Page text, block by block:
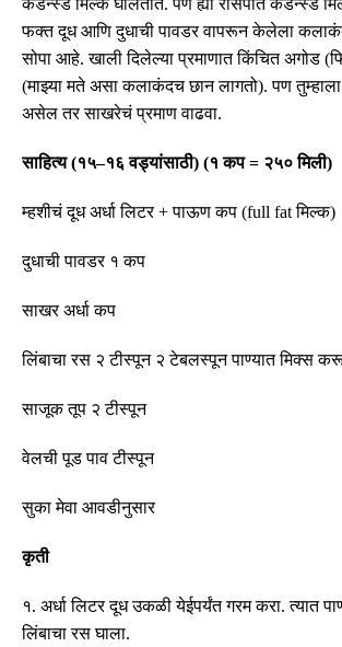
कंडेन्स्ड मिल्क घालतात.पणह्या रेसिपीत कंडेन्स्ड
फक्त दूध आणि दुधाची पावडर वापरून केलेला
सोपा आहे.खाली दिलेल्या प्रमाणात किंचित अगोड (
(माझ्या मते असा कलाकंदच छान लागतो).पण
असेल तर साखरेचं प्रमाण वाढवा.
साहित्य(१५–१६ वड्यांसाठी) (१ कप= २५० मिली)
म्हशीचं दूध अर्धा लिटर+पाऊण कप (full fatमिल्क)
दुधाची पावडर १ कप
साखर अर्धा कप
लिंबाचा रस २ टीस्पून २ टेबलस्पून पाण्यात मिक्स
साजूक तूप २ टीस्पून
वेलची पूड पाव टीस्पून
सुका मेवा आवडीनुसार
कृती
१. अर्धा लिटर दूध उकळी येईपर्यंत गरम करा.त्यात
लिंबाचा रस घाला.